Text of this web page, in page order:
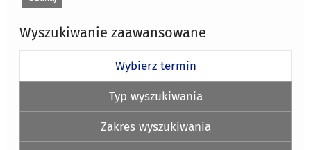
Wyszukiwanie zaawansowane
Wybierz termin
Typ wyszukiwania
Zakres wyszukiwania